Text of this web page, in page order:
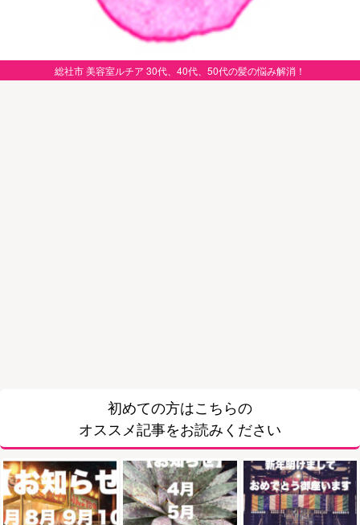
総社市 美容室ルチア 30代、40代、50代の髪の悩み解消！
初めての方はこちらの
オススメ記事をお読みください